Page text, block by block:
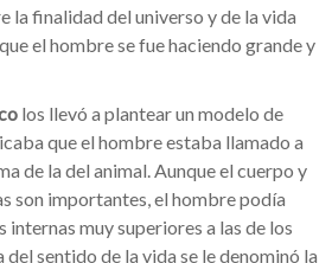
la finalidad del universo y de la vida
el hombre se fue haciendo grande y
los llevó a plantear un modelo de
que el hombre estaba llamado a
de la del animal. Aunque el cuerpo y
son importantes, el hombre podía
muy superiores a las de los
del sentido de la vida se le denominó la